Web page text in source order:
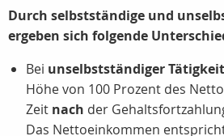
Durch selbstständige und
ergeben sich folgende
Bei unselbstständiger Tätigkeit
Höhe von 100 Prozent des
Zeit nach der
Das Nettoeinkommen